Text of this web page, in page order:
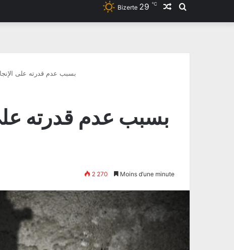
Rechercher
Article
Bizerte 29 ℃
بسبب عدم قدرته على
بسبب عدم قدرته
2 270 Moins d’une minute